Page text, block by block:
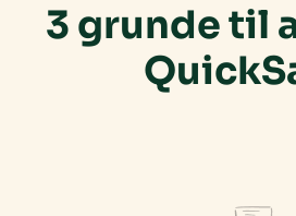
3 grunde til